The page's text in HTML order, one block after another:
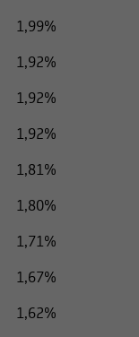
1,99%
1,92%
1,92%
1,92%
1,81%
1,80%
1,71%
1,67%
1,62%
cittadini
Stati Uniti,
leggi